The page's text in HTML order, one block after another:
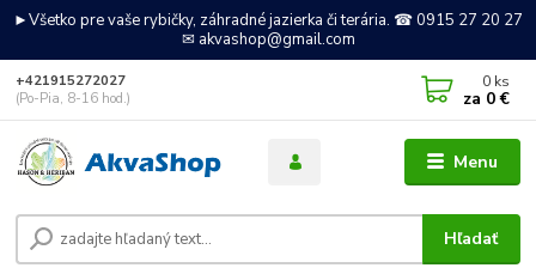
►Všetko pre vaše rybičky, záhradné jazierka či terária. ☎ 0915 27 20 27
✉ akvashop@gmail.com
Menu
Hľadať
+421915272027
(Po-Pia, 8-16 hod.)
0 ks
za 0 €